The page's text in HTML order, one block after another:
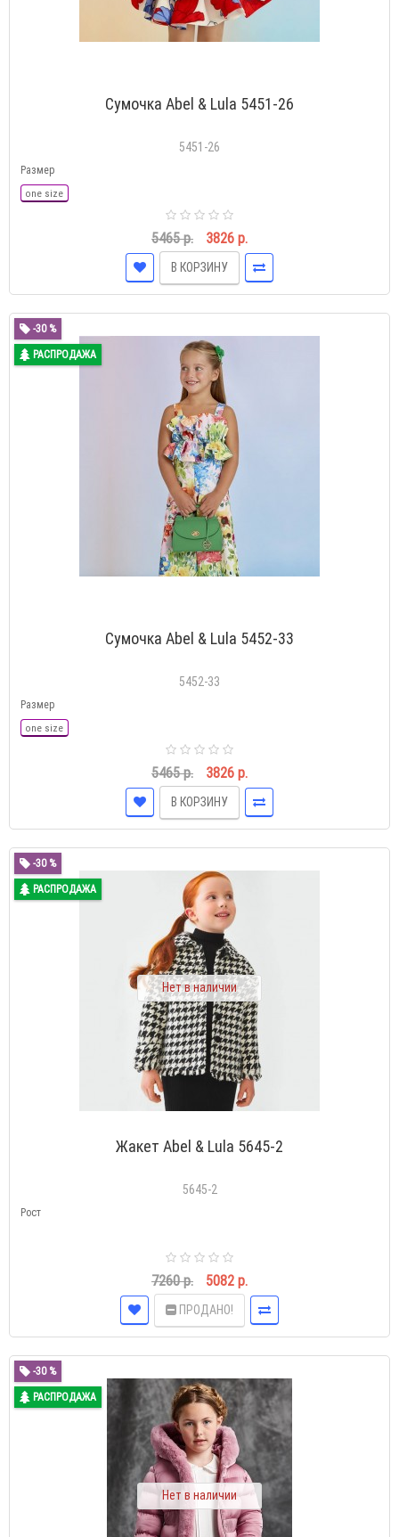
Сумочка Abel & Lula 5451-26
5451-26
Размер
one size
5465 р. 3826 р.
В КОРЗИНУ
-30 %
РАСПРОДАЖА
Сумочка Abel & Lula 5452-33
5452-33
Размер
one size
5465 р. 3826 р.
В КОРЗИНУ
-30 %
РАСПРОДАЖА
Нет в наличии
Жакет Abel & Lula 5645-2
5645-2
Рост
7260 р. 5082 р.
ПРОДАНО!
-30 %
РАСПРОДАЖА
Нет в наличии